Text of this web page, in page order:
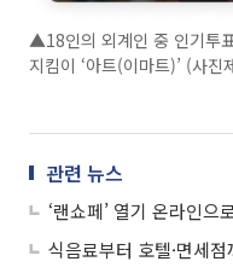
▲18인의 외계인 중 인기투
지킴이 ‘아트(이마트)’ (사진
관련 뉴스